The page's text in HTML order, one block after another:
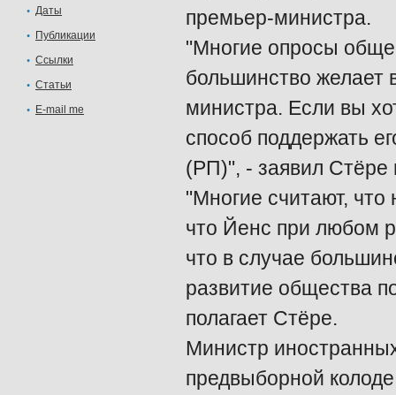
Даты
Публикации
Ссылки
Статьи
E-mail me
премьер-министра.
"Многие опросы
большинство желает
министра. Если вы
способ поддержать
(РП)", - заявил
"Многие считают, что
что Йенс при любом
что в случае
развитие общества
полагает Стёре.
Министр
предвыборной